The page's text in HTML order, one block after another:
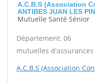
A.C.B.S (Association
ANTIBES JUAN LES
Mutuelle Santé Sénior
Département: 06
mutuelles d'assurances
A.C.B.S (Association